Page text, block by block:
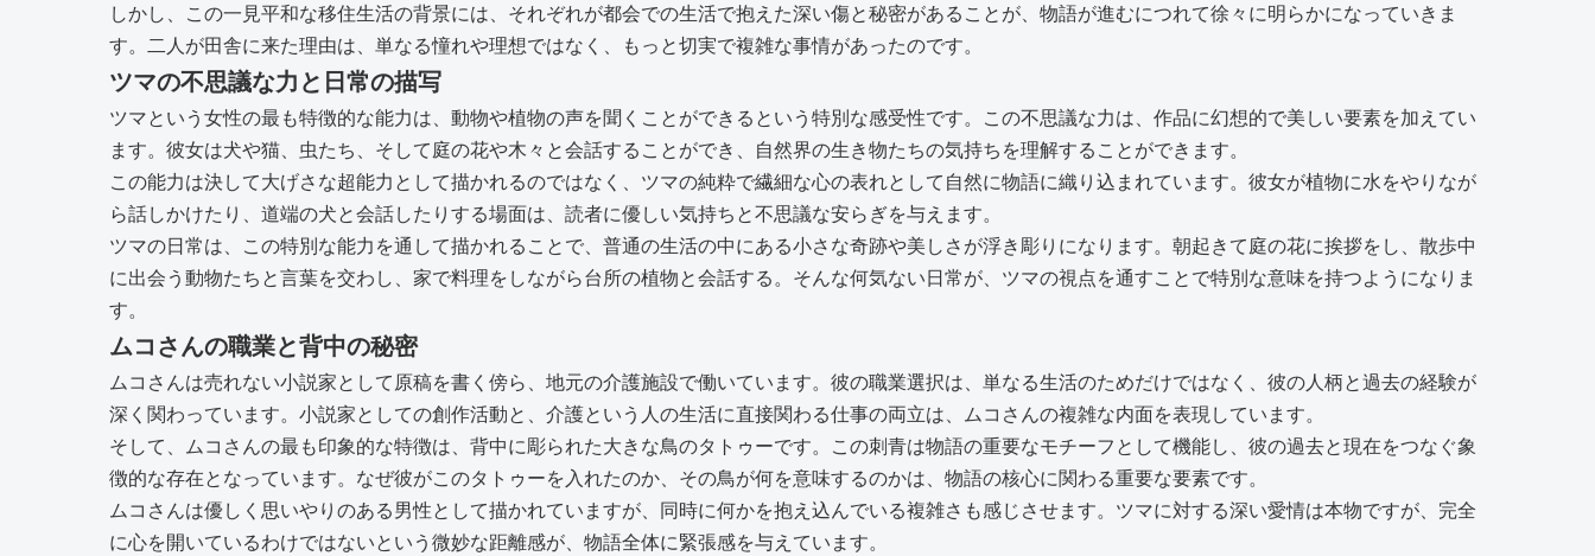
しかし、この一見平和な移住生活の背景には、それぞれが都会での生活で抱えた深い傷と秘密があることが、物語が進むにつれて徐々に明らかになっていきま
す。二人が田舎に来た理由は、単なる憧れや理想ではなく、もっと切実で複雑な事情があったのです。
ツマの不思議な力と日常の描写
ツマという女性の最も特徴的な能力は、動物や植物の声を聞くことができるという特別な感受性です。この不思議な力は、作品に幻想的で美しい要素を加えてい
ます。彼女は犬や猫、虫たち、そして庭の花や木々と会話することができ、自然界の生き物たちの気持ちを理解することができます。
この能力は決して大げさな超能力として描かれるのではなく、ツマの純粋で繊細な心の表れとして自然に物語に織り込まれています。彼女が植物に水をやりなが
ら話しかけたり、道端の犬と会話したりする場面は、読者に優しい気持ちと不思議な安らぎを与えます。
ツマの日常は、この特別な能力を通して描かれることで、普通の生活の中にある小さな奇跡や美しさが浮き彫りになります。朝起きて庭の花に挨拶をし、散歩中
に出会う動物たちと言葉を交わし、家で料理をしながら台所の植物と会話する。そんな何気ない日常が、ツマの視点を通すことで特別な意味を持つようになりま
す。
ムコさんの職業と背中の秘密
ムコさんは売れない小説家として原稿を書く傍ら、地元の介護施設で働いています。彼の職業選択は、単なる生活のためだけではなく、彼の人柄と過去の経験が
深く関わっています。小説家としての創作活動と、介護という人の生活に直接関わる仕事の両立は、ムコさんの複雑な内面を表現しています。
そして、ムコさんの最も印象的な特徴は、背中に彫られた大きな鳥のタトゥーです。この刺青は物語の重要なモチーフとして機能し、彼の過去と現在をつなぐ象
徴的な存在となっています。なぜ彼がこのタトゥーを入れたのか、その鳥が何を意味するのかは、物語の核心に関わる重要な要素です。
ムコさんは優しく思いやりのある男性として描かれていますが、同時に何かを抱え込んでいる複雑さも感じさせます。ツマに対する深い愛情は本物ですが、完全
に心を開いているわけではないという微妙な距離感が、物語全体に緊張感を与えています。